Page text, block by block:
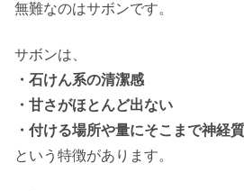
無難なのはサボンです。
サボンは、
・石けん系の清潔感
・甘さがほとんど出ない
・付ける場所や量にそこまで神経
という特徴があります。